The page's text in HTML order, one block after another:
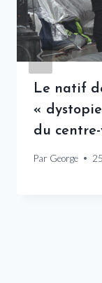
Le natif
«
du
Par George